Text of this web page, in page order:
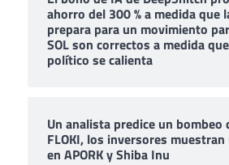
ahorro del 300 % a medida que
prepara para un movimiento
SOL son correctos a medida
político se calienta
Un analista predice un bombeo
FLOKI, los inversores
en APORK y Shiba Inu